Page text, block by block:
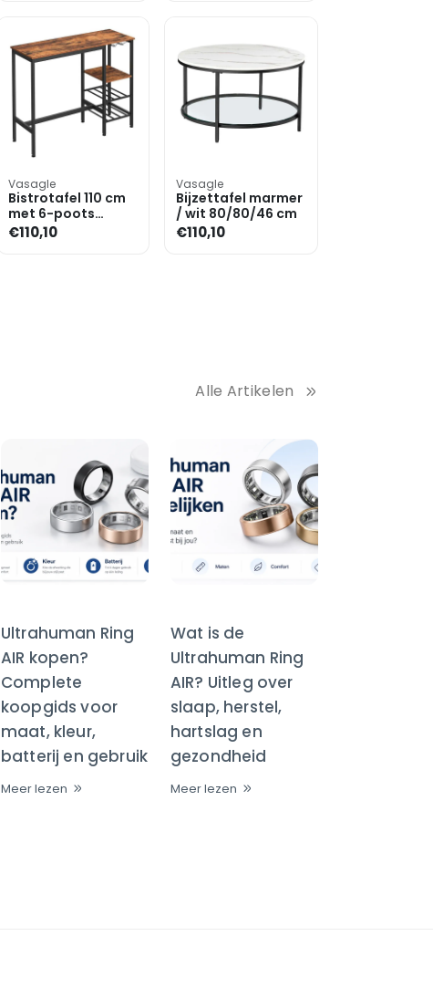
Vasagle
Bistrotafel 110 cm
met 6-poots
onderstel
€110,10
Vasagle
Bijzettafel marmer
/ wit 80/80/46 cm
€110,10
Alle Artikelen
Ultrahuman Ring
AIR kopen?
Complete
koopgids voor
maat, kleur,
batterij en gebruik
Meer lezen
Wat is de
Ultrahuman Ring
AIR? Uitleg over
slaap, herstel,
hartslag en
gezondheid
Meer lezen